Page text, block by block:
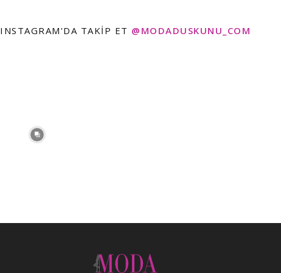
INSTAGRAM'DA TAKIP ET @MODADUSKUNU_COM